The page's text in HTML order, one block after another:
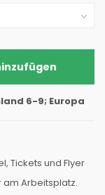
6-9; Europa
Tickets und Flyer
am Arbeitsplatz.